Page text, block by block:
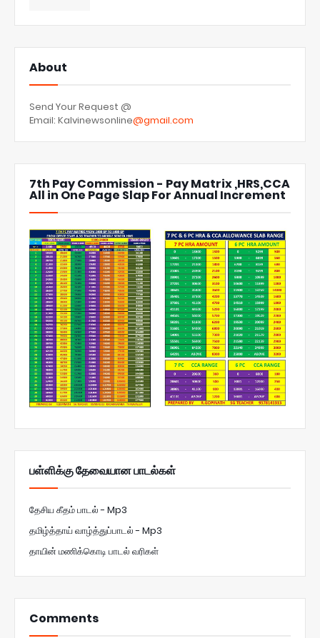
About
Send Your Request @
Email: Kalvinewsonline@gmail.com
7th Pay Commission - Pay Matrix ,HRS,CCA
All in One Page Slap For Annual Increment
பள்ளிக்கு தேவையான பாடல்கள்
தேசிய கீதம் பாடல் - Mp3
தமிழ்த்தாய் வாழ்த்துப்பாடல் - Mp3
தாயின் மணிக்கொடி பாடல் வரிகள்
Comments